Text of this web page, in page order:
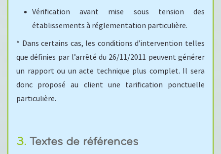
Vérification avant mise sous tension des
établissements à réglementation particulière.
* Dans certains cas, les conditions d’intervention telles
que définies par l’arrêté du 26/11/2011 peuvent générer
un rapport ou un acte technique plus complet. Il sera
donc proposé au client une tarification ponctuelle
particulière.
3. Textes de références